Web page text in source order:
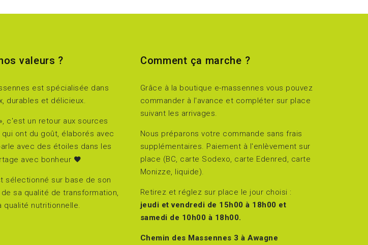
valeurs ?
est spécialisée dans
durables et délicieux.
c'est un retour aux sources
ont du goût, élaborés avec
avec des étoiles dans les
avec bonheur
sélectionné sur base de son
sa qualité de transformation,
nutritionnelle.
Comment ça marche ?
Grâce à la boutique e-massennes vous pouvez
commander à l'avance et compléter sur place
suivant les arrivages.
Nous préparons votre commande sans frais
supplémentaires. Paiement à l'enlèvement sur
place (BC, carte Sodexo, carte Edenred, carte
Monizze, liquide).
Retirez et réglez sur place le jour choisi :
jeudi et vendredi de 15h00 à 18h00 et
samedi de 10h00 à 18h00.
Chemin des Massennes 3 à Awagne